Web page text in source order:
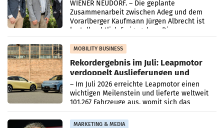
WIENER NEUDORF. – Die geplante
Zusammenarbeit zwischen Adeg und dem
Vorarlberger Kaufmann Jürgen Albrecht ist
kartellrechtlich freigegeben: Die
Bundeswettbewerbsbehörde und der
Bundeskartellanwalt
MOBILITY BUSINESS
Rekordergebnis im Juli: Leapmotor
verdoppelt Auslieferungen und
überschreitet die 100.000er-Marke
– Im Juli 2026 erreichte Leapmotor einen
wichtigen Meilenstein und lieferte weltweit
101.267 Fahrzeuge aus, womit sich das
Ergebnis gegenüber Juli 2025 mehr als
verdoppelte (+102
MARKETING & MEDIA